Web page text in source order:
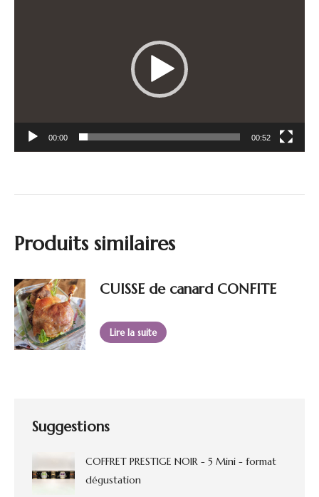
00:00 00:52
Produits similaires
CUISSE de canard CONFITE
Lire la suite
Suggestions
COFFRET PRESTIGE NOIR - 5 Mini - format
dégustation